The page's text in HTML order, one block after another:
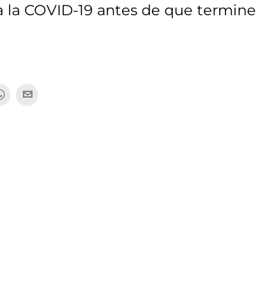
la COVID-19 antes de que